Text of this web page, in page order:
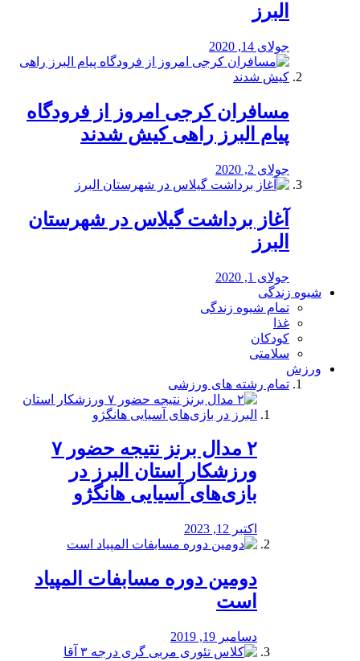
البرز
جولای 14, 2020
مسافران کرجی امروز از فرودگاه
پیام البرز راهی کیش شدند
جولای 2, 2020
آغاز برداشت گیلاس در شهرستان
البرز
جولای 1, 2020
شیوه زندگی
تمام شیوه زندگی
غذا
کودکان
سلامتی
ورزش
تمام رشته های ورزشی
۲ مدال برنز نتیجه حضور ۷
ورزشکار استان البرز در
بازی‌های آسیایی هانگژو
اکتبر 12, 2023
دومین دوره مسابفات المپیاد
است
دسامبر 19, 2019